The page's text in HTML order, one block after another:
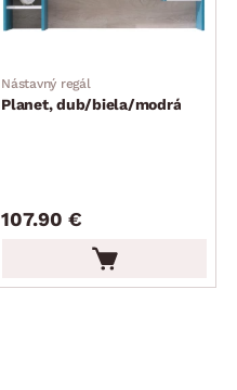
Nástavný regál
Planet, dub/biela/modrá
107.90 €